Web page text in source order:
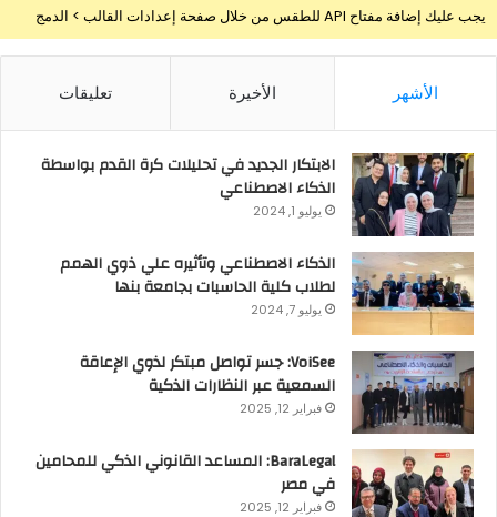
يجب عليك إضافة مفتاح API للطقس من خلال صفحة إعدادات القالب > الدمج
الأشهر الأخيرة تعليقات
الابتكار الجديد في تحليلات كرة القدم بواسطة
الذكاء الاصطناعي
يوليو 1, 2024
الذكاء الاصطناعي وتأثيره علي ذوي الهمم
لطلاب كلية الحاسبات بجامعة بنها
يوليو 7, 2024
VoiSee: جسر تواصل مبتكر لذوي الإعاقة
السمعية عبر النظارات الذكية
فبراير 12, 2025
BaraLegal: المساعد القانوني الذكي للمحامين
في مصر
فبراير 12, 2025